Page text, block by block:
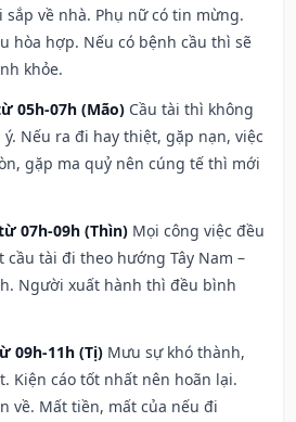
về nhà. Phụ nữ có tin mừng.
hòa hợp. Nếu có bệnh cầu thì sẽ
khỏe.
05h-07h (Mão) Cầu tài thì không
Nếu ra đi hay thiệt, gặp nạn, việc
gặp ma quỷ nên cúng tế thì mới
07h-09h (Thìn) Mọi công việc đều
tài đi theo hướng Tây Nam –
Người xuất hành thì đều bình
09h-11h (Tị) Mưu sự khó thành,
Kiện cáo tốt nhất nên hoãn lại.
về. Mất tiền, mất của nếu đi